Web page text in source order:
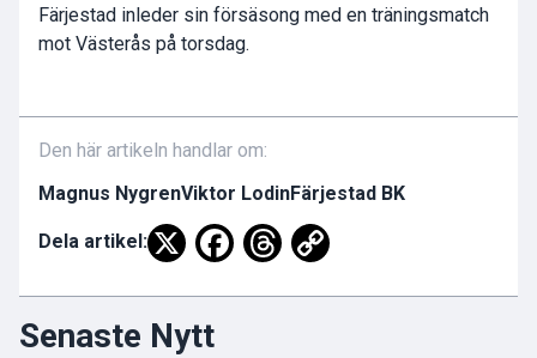
Färjestad inleder sin försäsong med en träningsmatch
mot Västerås på torsdag.
Den här artikeln handlar om:
Magnus NygrenViktor LodinFärjestad BK
Dela artikel:
Senaste Nytt